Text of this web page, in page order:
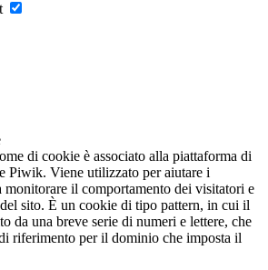
di cookie è associato alla piattaforma di
Piwik. Viene utilizzato per aiutare i
il comportamento dei visitatori e
sito. È un cookie di tipo pattern, in cui il
da una breve serie di numeri e lettere, che
riferimento per il dominio che imposta il